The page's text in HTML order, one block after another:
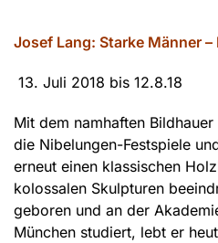
Josef Lang: Starke Männer –
13. Juli 2018 bis 12.8.18
Mit dem namhaften
die Nibelungen-Festspiele
erneut einen klassischen
kolossalen Skulpturen
geboren und an der
München studiert, lebt er